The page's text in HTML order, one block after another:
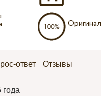
Оригинал
ответ Отзывы
года